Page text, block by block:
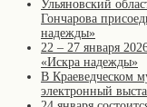
Ульяновский
Гончарова
надежды»
22 – 27 января
«Искра надежды»
В Краеведческом
электронный